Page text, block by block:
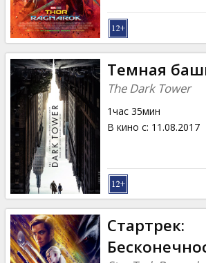
Темная
The Dark Tower
1час 35мин
В кино с: 11.08.2017
Стартрек: